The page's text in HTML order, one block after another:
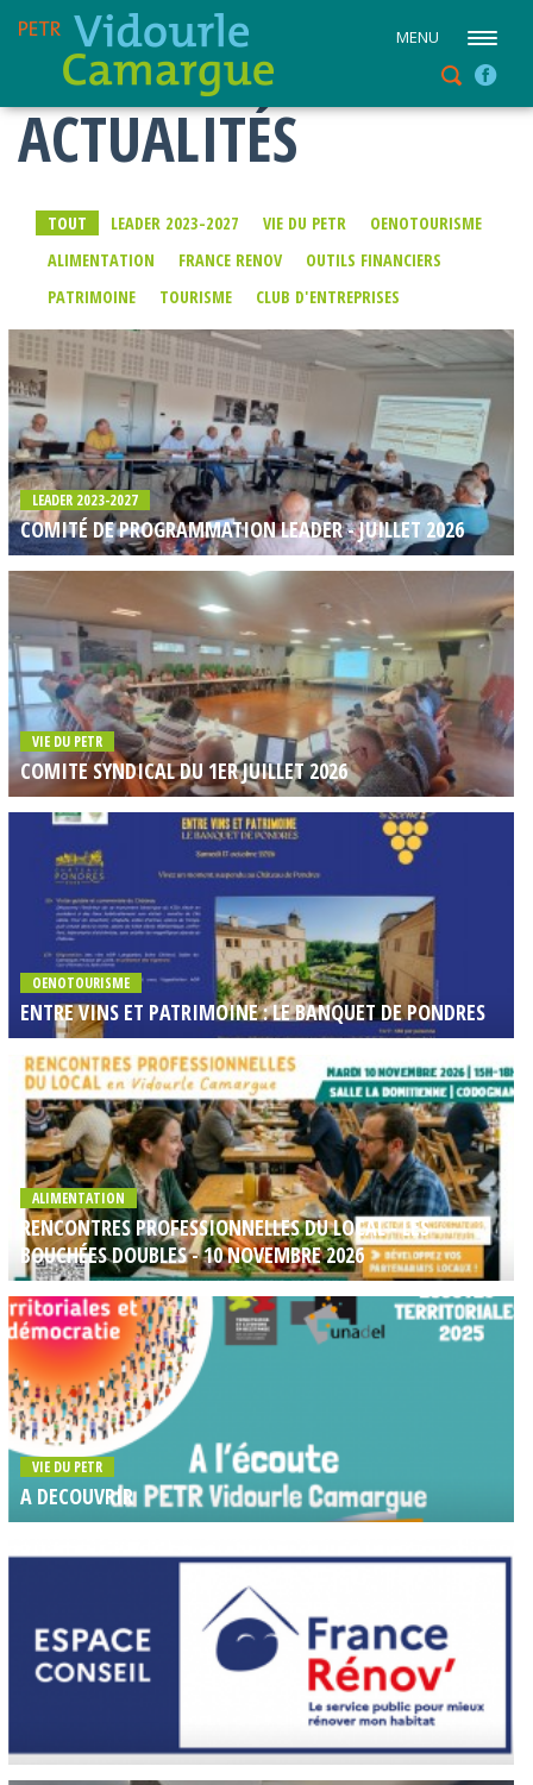
MENU
ACTUALITÉS
TOUT LEADER 2023-2027 VIE DU PETR
OENOTOURISME
ALIMENTATION
FRANCE RENOV
OUTILS FINANCIERS
PATRIMOINE
TOURISME CLUB D'ENTREPRISES
LEADER 2023-2027
COMITÉ DE PROGRAMMATION LEADER - JUILLET 2026
VIE DU PETR
COMITE SYNDICAL DU 1ER JUILLET 2026
OENOTOURISME
ENTRE VINS ET PATRIMOINE : LE BANQUET DE PONDRES
ALIMENTATION
RENCONTRES PROFESSIONNELLES DU LOCAL - LES
BOUCHÉES DOUBLES - 10 NOVEMBRE 2026
VIE DU PETR
A DECOUVRIR